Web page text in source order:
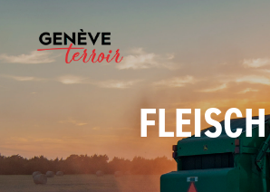
FLEISCH